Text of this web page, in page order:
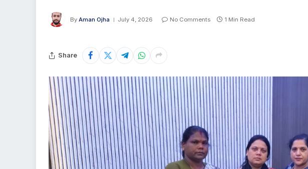
By Aman Ojha July 4, 2026 No Comments 1 Min Read
Share